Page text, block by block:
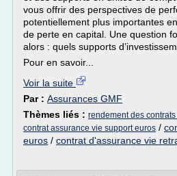
vous offrir des perspectives de
potentiellement plus importantes
de perte en capital. Une question
alors : quels supports
Pour en savoir...
Voir la suite
Par : Assurances GMF
Thèmes liés : rendement des
contrat assurance vie support euros /
euros / contrat d'assurance vie